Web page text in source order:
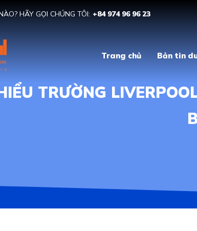
HÃY GỌI CHÚNG TÔI: +84 974 96 96 23
Trang chủ Bản tin
TRƯỜNG